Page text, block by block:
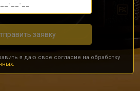
заявку
я даю свое согласие на обработку